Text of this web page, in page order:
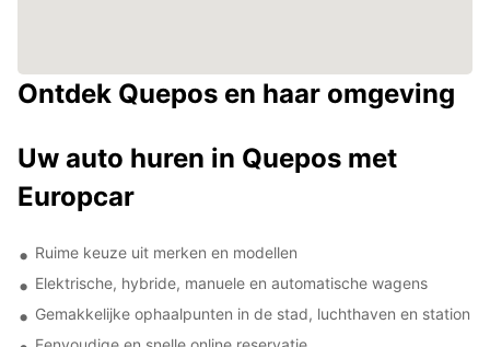
Ontdek Quepos en haar omgeving
Uw auto huren in Quepos met
Europcar
Ruime keuze uit merken en modellen
Elektrische, hybride, manuele en automatische wagens
Gemakkelijke ophaalpunten in de stad, luchthaven en station